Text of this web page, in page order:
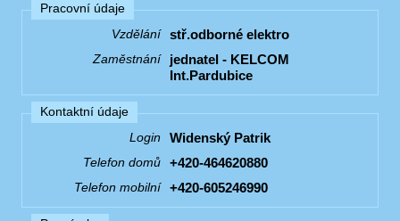
Pracovní údaje
Vzdělání
stř.odborné elektro
Zaměstnání
jednatel - KELCOM
Int.Pardubice
Kontaktní údaje
Login
Widenský Patrik
Telefon domů +420-464620880
Telefon mobilní +420-605246990